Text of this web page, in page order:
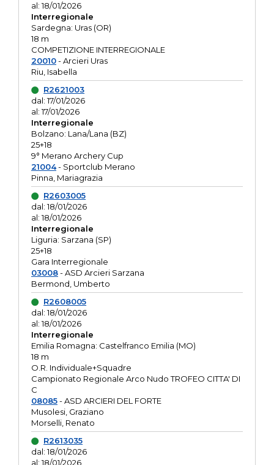
al: 18/01/2026
Interregionale
Sardegna: Uras (OR)
18 m
COMPETIZIONE INTERREGIONALE
20010- Arcieri Uras
Riu, Isabella
R2621003
dal: 17/01/2026
al: 17/01/2026
Interregionale
Bolzano: Lana/Lana (BZ)
25+18
9° Merano Archery Cup
21004- Sportclub Merano
Pinna, Mariagrazia
R2603005
dal: 18/01/2026
al: 18/01/2026
Interregionale
Liguria: Sarzana (SP)
25+18
Gara Interregionale
03008- ASD Arcieri Sarzana
Bermond, Umberto
R2608005
dal: 18/01/2026
al: 18/01/2026
Interregionale
Emilia Romagna: Castelfranco Emilia (MO)
18 m
O.R. Individuale+Squadre
Campionato Regionale Arco Nudo TROFEO CITTA' DI
C
08085- ASD ARCIERI DEL FORTE
Musolesi, Graziano
Morselli, Renato
R2613035
dal: 18/01/2026
al: 18/01/2026